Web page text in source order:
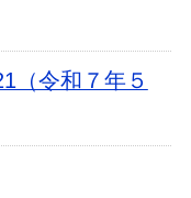
（令和７年５